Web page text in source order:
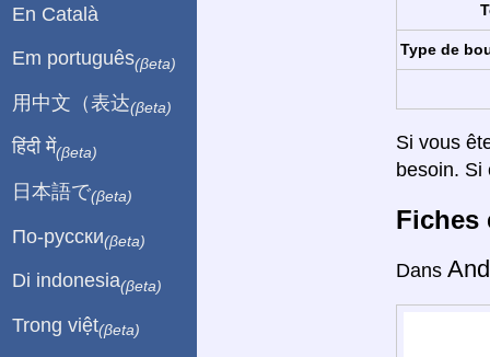
Type de
Si vous
besoin. Si
Fiches
Dans
En Català
Em português(βeta)
用中文（表达(βeta)
हिंदी में(βeta)
日本語で(βeta)
По-русски(βeta)
Di indonesia(βeta)
Trong việt(βeta)